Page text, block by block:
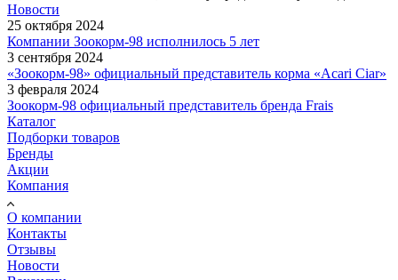
Новости
25 октября 2024
Компании Зоокорм-98 исполнилось 5 лет
3 сентября 2024
«Зоокорм-98» официальный представитель корма «Acari Ciar»
3 февраля 2024
Зоокорм-98 официальный представитель бренда Frais
Каталог
Подборки товаров
Бренды
Акции
Компания
О компании
Контакты
Отзывы
Новости